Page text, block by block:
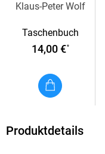
Klaus-Peter Wolf
Taschenbuch
14,00 €*
Produktdetails